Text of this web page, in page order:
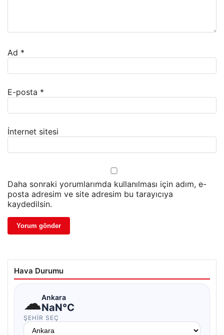
Ad *
E-posta *
İnternet sitesi
Daha sonraki yorumlarımda kullanılması için adım, e-
posta adresim ve site adresim bu tarayıcıya
kaydedilsin.
Hava Durumu
☁Ankara
NaN°C
ŞEHIR SEÇ